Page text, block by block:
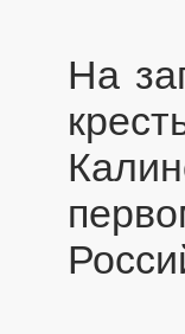
На